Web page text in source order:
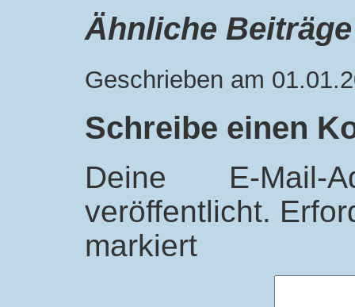
Ähnliche Beiträge
Geschrieben am
Schreibe einen
Deine E-
veröffentlicht.
markiert